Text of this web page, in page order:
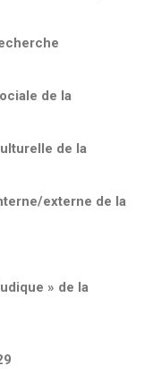
de la
de la
externe de la
» de la